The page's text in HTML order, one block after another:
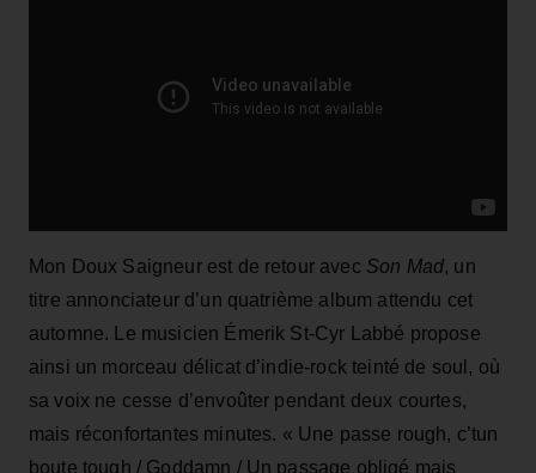
Mon Doux Saigneur est de retour avec Son Mad, un
titre annonciateur d’un quatrième album attendu cet
automne. Le musicien Émerik St-Cyr Labbé propose
ainsi un morceau délicat d’indie-rock teinté de soul, où
sa voix ne cesse d’envoûter pendant deux courtes,
mais réconfortantes minutes. « Une passe rough, c’tun
boute tough / Goddamn / Un passage obligé mais